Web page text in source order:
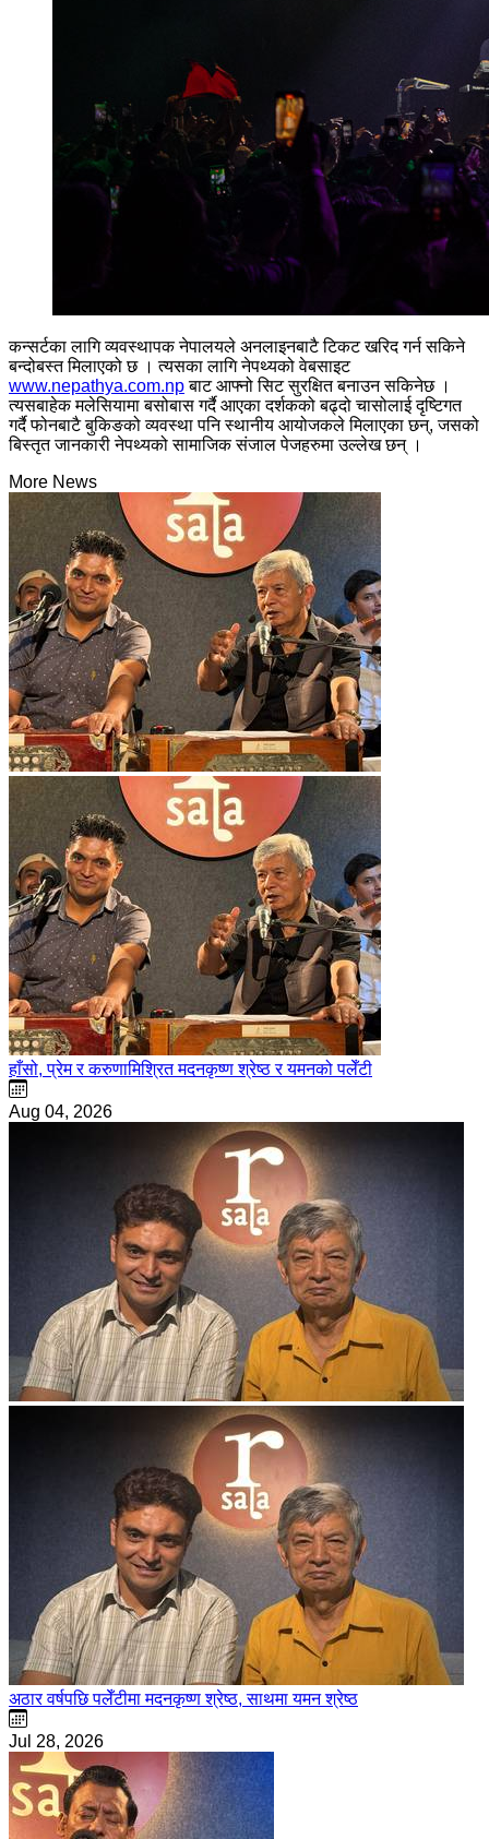
कन्सर्टका लागि व्यवस्थापक नेपालयले अनलाइनबाटै टिकट खरिद गर्न सकिने
बन्दोबस्त मिलाएको छ । त्यसका लागि नेपथ्यको वेबसाइट
www.nepathya.com.npबाट आफ्नो सिट सुरक्षित बनाउन सकिनेछ ।
त्यसबाहेक मलेसियामा बसोबास गर्दै आएका दर्शकको बढ्दो चासोलाई दृष्टिगत
गर्दै फोनबाटै बुकिङको व्यवस्था पनि स्थानीय आयोजकले मिलाएका छन्, जसको
बिस्तृत जानकारी नेपथ्यको सामाजिक संजाल पेजहरुमा उल्लेख छन् ।
More News
हाँसो, प्रेम र करुणामिश्रित मदनकृष्ण श्रेष्ठ र यमनको पलेँटी
Aug 04, 2026
अठार वर्षपछि पलेँटीमा मदनकृष्ण श्रेष्ठ, साथमा यमन श्रेष्ठ
Jul 28, 2026